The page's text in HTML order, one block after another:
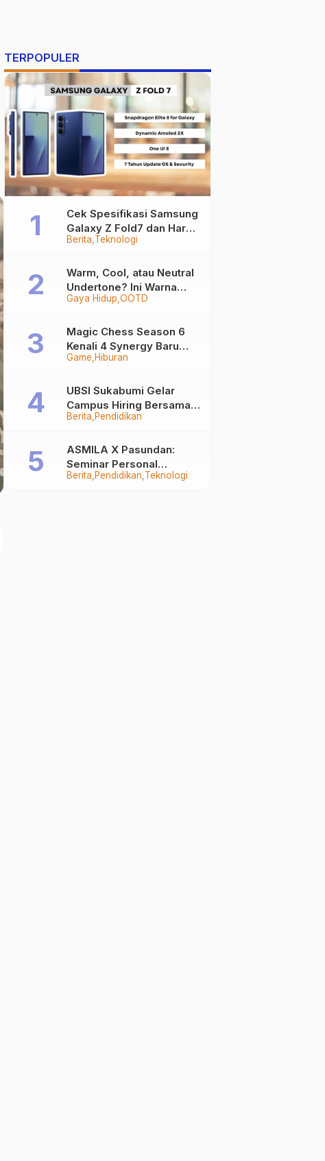
TERPOPULER
Berita Teknologi
Cek Spesifikasi Samsung
Galaxy Z Fold7 dan Harga
Resminya
Gaya Hidup OOTD
Warm, Cool, atau Neutral
Undertone? Ini Warna
Baju yang Bikin Kamu
Game Hiburan
Magic Chess Season 6
Kenali 4 Synergy Baru
Terkuat
Berita Pendidikan
UBSI Sukabumi Gelar
Campus Hiring Bersama
PKSS, Buka Peluang Kerja
Berita Pendidikan Teknologi
ASMILA X Pasundan:
Seminar Personal
Branding dan Kreativitas